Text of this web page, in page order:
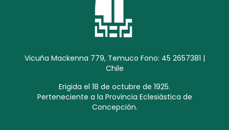
Vicuña Mackenna 779, Temuco Fono: 45 2657381 |
Chile
Erigida el 18 de octubre de 1925.
Perteneciente a la Provincia Eclesiástica de
Concepción.